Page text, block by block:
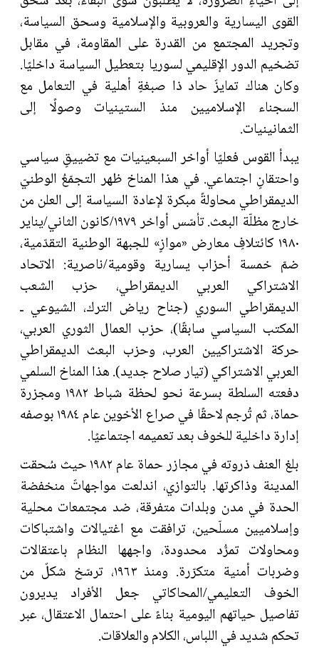
القوى اليسارية والعروبية والإسلامية وسحق السياسة،
وتجريد المجتمع من القدرة على المقاومة، في مقابل
تضخيم الدور الإقليمي لسوريا بتعطيل السياسة داخليًا.
وكان هناك تمايزٌ حاد ذا صبغةٍ أهلية في التعامل مع
السجناء الإسلاميين منذ الستينيات وصولًا إلى
الثمانينيات.
يبدأ القوس فعليًا أواخر السبعينيات مع تضييقٍ سياسي
واحتقانٍ اجتماعي. في هذا المناخ ظهر التجمّعُ الوطنيّ
الديمقراطي محاولةً مبكرة لإعادة السياسة إلى العلن من
خارج مظلّة البعث. تأسّس أواخر ١٩٧٩/كانون الثاني/يناير
١٩٨٠ كائتلافٍ معارض «موازٍ» للجبهة الوطنية التقدّمية،
ضمّ خمسة أحزاب يسارية وقومية/ناصرية: الاتحاد
الاشتراكي العربي الديمقراطي، حزب الشعب
الديمقراطي السوري (جناح رياض الترك، الشيوعي ـ
المكتب السياسي سابقًا)، حزب العمال الثوري العربي،
حركة الاشتراكيين العرب، وحزب البعث الديمقراطي
العربي الاشتراكي (تيار صلاح جديد). هذا المناخ السلمي
دفعته السلطة بسرعة نحو لحظة شباط ١٩٨٢ ومجزرة
حماة، ثم تُرجم لاحقًا في صراع الأخوين عام ١٩٨٤ بوصفه
إدارة داخلية للخوف بعد تعميمه اجتماعيًا.
بلغ العنف ذروته في مجازر حماة عام ١٩٨٢ حيث سُحقت
المدينة وذاكرتها. بالتوازي، اندلعت مواجهاتٌ منخفضة
الحدة في مدن وبلدات متفرقة، ضد مجتمعات محلية
وإسلاميين مسلّحين، ترافقت مع اغتيالات واشتباكات
ومحاولات تمرُّد محدودة، واجهها النظام باعتقالات
وضربات أمنية متكرّرة. ومنذ ١٩٦٣، ترسّخ شكلٌ من
الخوف التعليمي/المحاكاتي جعل الأفراد يديرون
تفاصيل حياتهم اليومية بناءً على احتمال الاعتقال، عبر
تحكم شديد في اللباس، الكلام والعلاقات.